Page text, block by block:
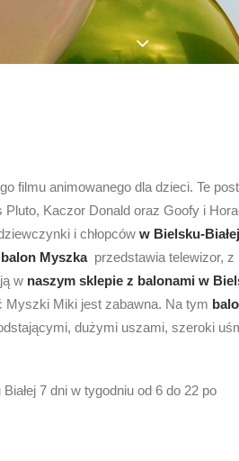
filmu animowanego dla dzieci. Te
Kaczor Donald oraz Goofy i
i chłopców w Bielsku-Białej
balon Myszka przedstawia telewizor,
w naszym sklepie z balonami w
Myszki Miki jest zabawna. Na tym
dużymi uszami, szeroki
7 dni w tygodniu od 6 do 22 po